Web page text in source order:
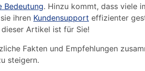
Bedeutung. Hinzu kommt, dass viele
ihren Kundensupport effizienter
Artikel ist für Sie!
Fakten und Empfehlungen
steigern.